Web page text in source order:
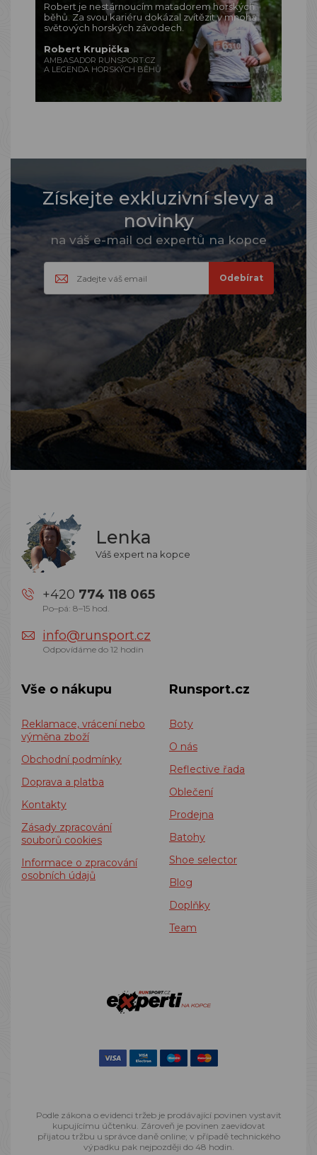
Robert je nestárnoucím matadorem horských
běhů. Za svou kariéru dokázal zvítězit v mnoha
světových horských závodech.
Robert Krupička
AMBASADOR RUNSPORT.CZ
A LEGENDA HORSKÝCH BĚHŮ
Získejte exkluzivní slevy a
novinky
na váš e-mail od expertů na kopce
Lenka
Váš expert na kopce
+420 774 118 065
Po–pá: 8–15 hod.
info@runsport.cz
Odpovídáme do 12 hodin
Vše o nákupu
Reklamace, vrácení nebo
výměna zboží
Obchodní podmínky
Doprava a platba
Kontakty
Zásady zpracování
souborů cookies
Informace o zpracování
osobních údajů
Runsport.cz
Boty
O nás
Reflective řada
Oblečení
Prodejna
Batohy
Shoe selector
Blog
Doplňky
Team
Podle zákona o evidenci tržeb je prodávající povinen vystavit
kupujícímu účtenku. Zároveň je povinen zaevidovat
přijatou tržbu u správce daně online; v případě technického
výpadku pak nejpozději do 48 hodin.